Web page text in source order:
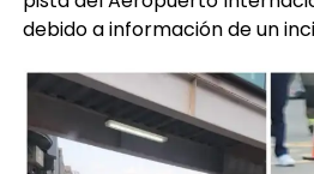
debido a información de un